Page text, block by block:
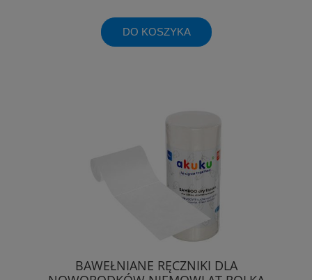
DO KOSZYKA
BAWEŁNIANE RĘCZNIKI DLA